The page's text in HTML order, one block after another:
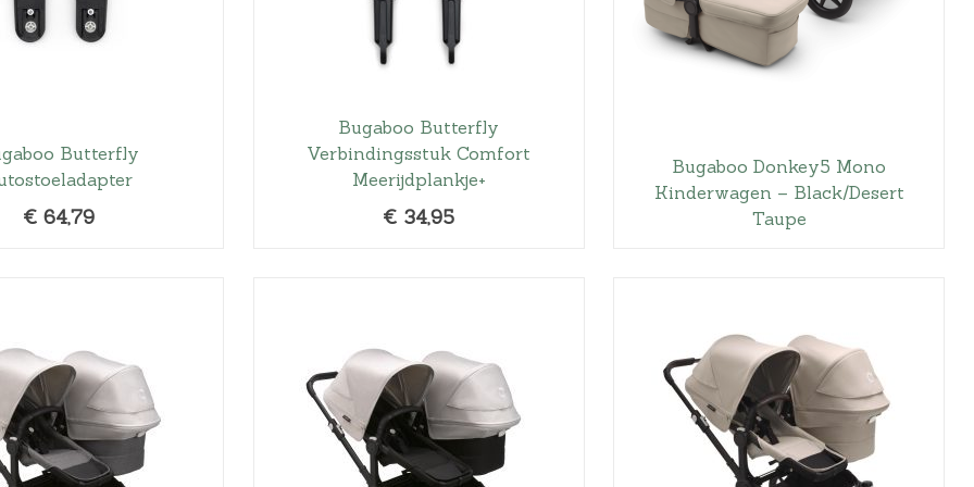
Butterfly
€ 64,79
Bugaboo Butterfly
Verbindingsstuk Comfort
Meerijdplankje+
€ 34,95
Bugaboo Donkey5 Mono
Kinderwagen – Black/Desert
Taupe